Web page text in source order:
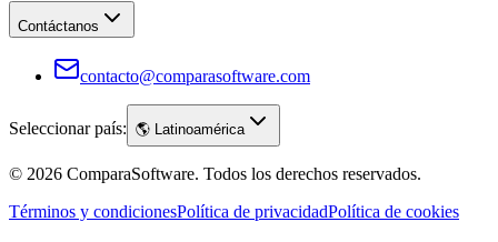
Contáctanos
contacto@comparasoftware.com
Seleccionar país: 🌎 Latinoamérica
© 2026 ComparaSoftware. Todos los derechos reservados.
Términos y condicionesPolítica de privacidadPolítica de cookies